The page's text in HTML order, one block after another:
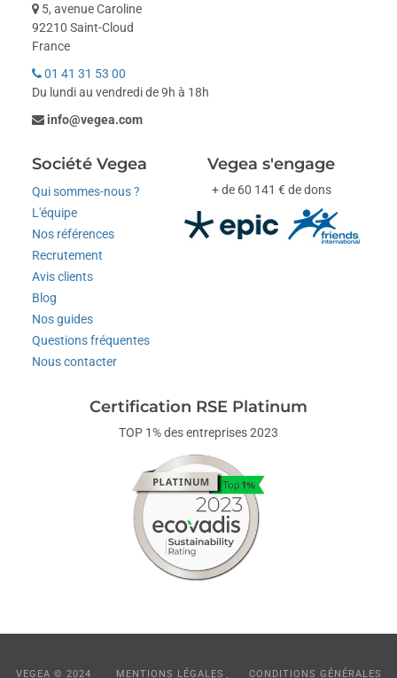
5, avenue Caroline
92210 Saint-Cloud
France
01 41 31 53 00
Du lundi au vendredi de 9h à 18h
info@vegea.com
Société Vegea
Qui sommes-nous ?
L'équipe
Nos références
Recrutement
Avis clients
Blog
Nos guides
Questions fréquentes
Nous contacter
Vegea s'engage
+ de 60 141 € de dons
Certification RSE Platinum
TOP 1% des entreprises 2023
VEGEA © 2024 MENTIONS LÉGALES
CONDITIONS GÉNÉRALES